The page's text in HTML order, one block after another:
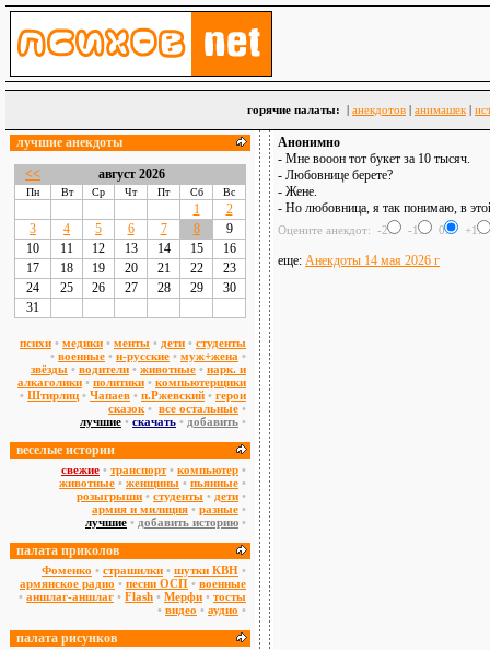
горячие палаты: | анекдотов | анимашек |
лучшие анекдоты
<< август 2026
Пн Вт Ср Чт Пт Сб Вс
1
2
3
4 5 6 7 8
9
10
11 12 13 14 15
16
17
18 19 20 21 22
23
24
25 26 27 28 29
30
31
психи • медики • менты • дети • студенты
• военные • н-русские • муж+жена •
звёзды • водители • животные • нарк. и
алкаголики • политики • компьютерщики
• Штирлиц • Чапаев • п.Ржевский • герои
сказок • все остальные •
лучшие • скачать • добавить •
веселые истории
свежие • транспорт• компьютер •
животные • женщины • пьянные •
розыгрыши • студенты • дети •
армия и милиция • разные •
лучшие • добавить историю •
палата приколов
Фоменко • страшилки • шутки КВН •
армянское радио • песни ОСП • военные
• аншлаг-аншлаг • Flash • Мерфи • тосты
• видео • аудио •
палата рисунков
Анонимно
- Мне вооон тот букет за 10 тысяч.
- Любовнице берете?
- Жене.
- Но любовница, я так понимаю, в
Оцените анекдот: -2: -1: 0: +1:
еще: Анекдоты 14 мая 2026 г